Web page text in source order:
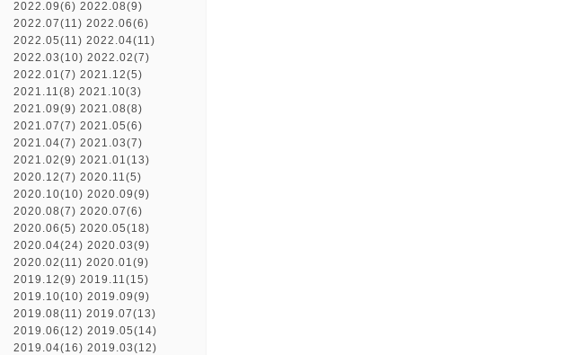
2022.09(6) 2022.08(9)
2022.07(11) 2022.06(6)
2022.05(11) 2022.04(11)
2022.03(10) 2022.02(7)
2022.01(7) 2021.12(5)
2021.11(8) 2021.10(3)
2021.09(9) 2021.08(8)
2021.07(7) 2021.05(6)
2021.04(7) 2021.03(7)
2021.02(9) 2021.01(13)
2020.12(7) 2020.11(5)
2020.10(10) 2020.09(9)
2020.08(7) 2020.07(6)
2020.06(5) 2020.05(18)
2020.04(24) 2020.03(9)
2020.02(11) 2020.01(9)
2019.12(9) 2019.11(15)
2019.10(10) 2019.09(9)
2019.08(11) 2019.07(13)
2019.06(12) 2019.05(14)
2019.04(16) 2019.03(12)